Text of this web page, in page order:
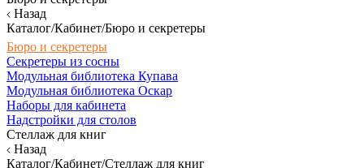
Назад
Каталог/Кабинет/Бюро и секретеры
Бюро и секретеры
Секретеры из сосны
Модульная библиотека Купава
Модульная библиотека Оскар
Наборы для кабинета
Надстройки для столов
Стеллаж для книг
Назад
Каталог/Кабинет/Стеллаж для книг